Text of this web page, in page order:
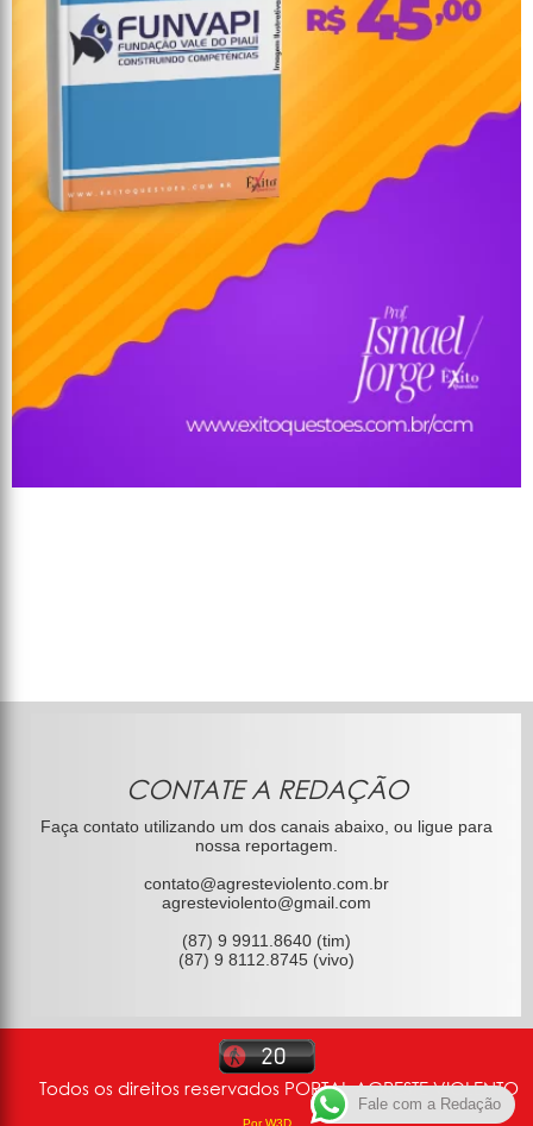
CONTATE A REDAÇÃO
Faça contato utilizando um dos canais abaixo, ou ligue para
nossa reportagem.
contato@agresteviolento.com.br
agresteviolento@gmail.com
(87) 9 9911.8640 (tim)
(87) 9 8112.8745 (vivo)
Todos os direitos reservados PORTAL AGRESTE VIOLENTO
Por W3D
Fale com a Redação